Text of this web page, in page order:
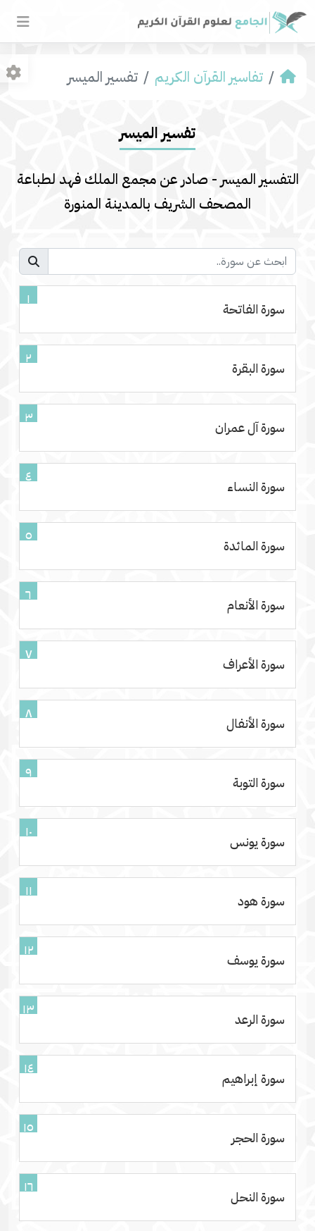
تفاسير القرآن الكريم تفسير المیسر
تفسير المیسر
التفسير الميسر - صادر عن مجمع الملك فهد لطباعة
المصحف الشريف بالمدينة المنورة
١
سورة الفاتحة
٢
سورة البقرة
٣
سورة آل عمران
٤
سورة النساء
٥
سورة المائدة
٦
سورة الأنعام
٧
سورة الأعراف
٨
سورة الأنفال
٩
سورة التوبة
١٠
سورة يونس
١١
سورة هود
١٢
سورة يوسف
١٣
سورة الرعد
١٤
سورة إبراهيم
١٥
سورة الحجر
١٦
سورة النحل